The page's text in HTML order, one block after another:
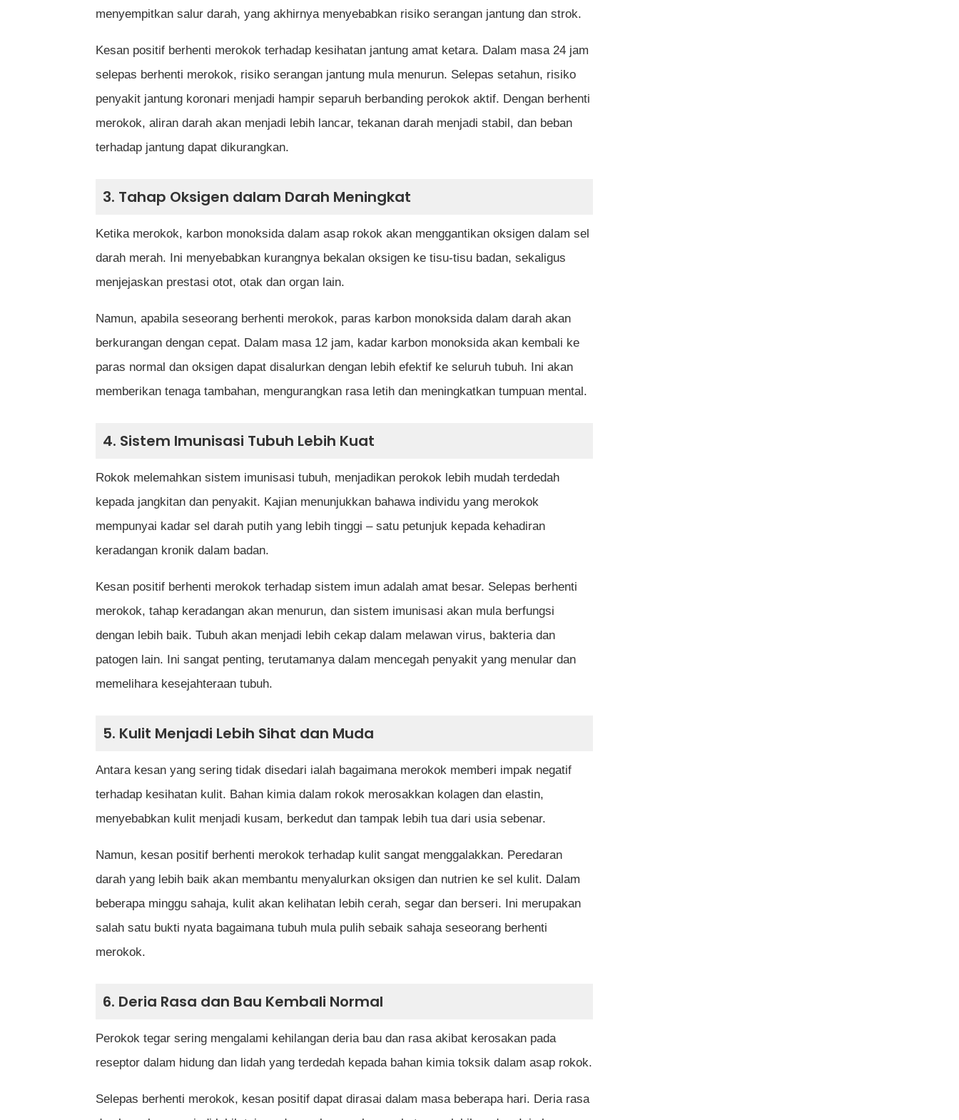
menyempitkan salur darah, yang akhirnya menyebabkan risiko serangan jantung dan strok.
Kesan positif berhenti merokok terhadap kesihatan jantung amat ketara. Dalam masa 24 jam
selepas berhenti merokok, risiko serangan jantung mula menurun. Selepas setahun, risiko
penyakit jantung koronari menjadi hampir separuh berbanding perokok aktif. Dengan berhenti
merokok, aliran darah akan menjadi lebih lancar, tekanan darah menjadi stabil, dan beban
terhadap jantung dapat dikurangkan.
3. Tahap Oksigen dalam Darah Meningkat
Ketika merokok, karbon monoksida dalam asap rokok akan menggantikan oksigen dalam sel
darah merah. Ini menyebabkan kurangnya bekalan oksigen ke tisu-tisu badan, sekaligus
menjejaskan prestasi otot, otak dan organ lain.
Namun, apabila seseorang berhenti merokok, paras karbon monoksida dalam darah akan
berkurangan dengan cepat. Dalam masa 12 jam, kadar karbon monoksida akan kembali ke
paras normal dan oksigen dapat disalurkan dengan lebih efektif ke seluruh tubuh. Ini akan
memberikan tenaga tambahan, mengurangkan rasa letih dan meningkatkan tumpuan mental.
4. Sistem Imunisasi Tubuh Lebih Kuat
Rokok melemahkan sistem imunisasi tubuh, menjadikan perokok lebih mudah terdedah
kepada jangkitan dan penyakit. Kajian menunjukkan bahawa individu yang merokok
mempunyai kadar sel darah putih yang lebih tinggi – satu petunjuk kepada kehadiran
keradangan kronik dalam badan.
Kesan positif berhenti merokok terhadap sistem imun adalah amat besar. Selepas berhenti
merokok, tahap keradangan akan menurun, dan sistem imunisasi akan mula berfungsi
dengan lebih baik. Tubuh akan menjadi lebih cekap dalam melawan virus, bakteria dan
patogen lain. Ini sangat penting, terutamanya dalam mencegah penyakit yang menular dan
memelihara kesejahteraan tubuh.
5. Kulit Menjadi Lebih Sihat dan Muda
Antara kesan yang sering tidak disedari ialah bagaimana merokok memberi impak negatif
terhadap kesihatan kulit. Bahan kimia dalam rokok merosakkan kolagen dan elastin,
menyebabkan kulit menjadi kusam, berkedut dan tampak lebih tua dari usia sebenar.
Namun, kesan positif berhenti merokok terhadap kulit sangat menggalakkan. Peredaran
darah yang lebih baik akan membantu menyalurkan oksigen dan nutrien ke sel kulit. Dalam
beberapa minggu sahaja, kulit akan kelihatan lebih cerah, segar dan berseri. Ini merupakan
salah satu bukti nyata bagaimana tubuh mula pulih sebaik sahaja seseorang berhenti
merokok.
6. Deria Rasa dan Bau Kembali Normal
Perokok tegar sering mengalami kehilangan deria bau dan rasa akibat kerosakan pada
reseptor dalam hidung dan lidah yang terdedah kepada bahan kimia toksik dalam asap rokok.
Selepas berhenti merokok, kesan positif dapat dirasai dalam masa beberapa hari. Deria rasa